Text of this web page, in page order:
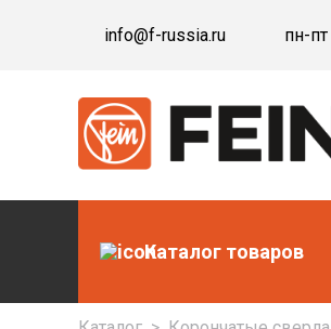
info@f-russia.ru пн-
Каталог товаров